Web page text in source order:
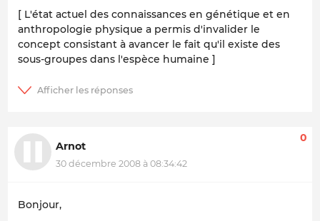
[ L'état actuel des connaissances en génétique et en
anthropologie physique a permis d'invalider le
concept consistant à avancer le fait qu'il existe des
sous-groupes dans l'espèce humaine ]
Arnot
30 décembre 2008 à 08:34:42
0
Bonjour,